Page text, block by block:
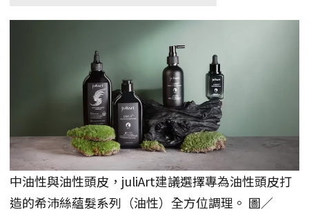
中油性與油性頭皮，juliArt建議選擇專為油性頭皮打
造的希沛絲蘊髮系列（油性）全方位調理。 圖／